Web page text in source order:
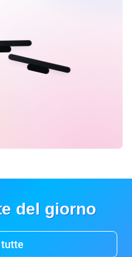
del giorno